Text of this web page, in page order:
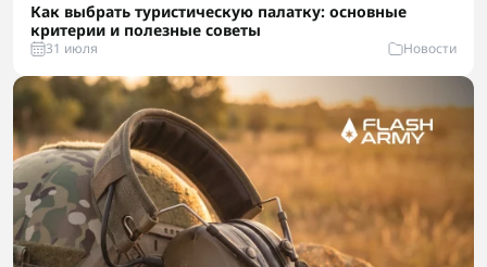
Как выбрать туристическую палатку: основные
критерии и полезные советы
31 июля Новости